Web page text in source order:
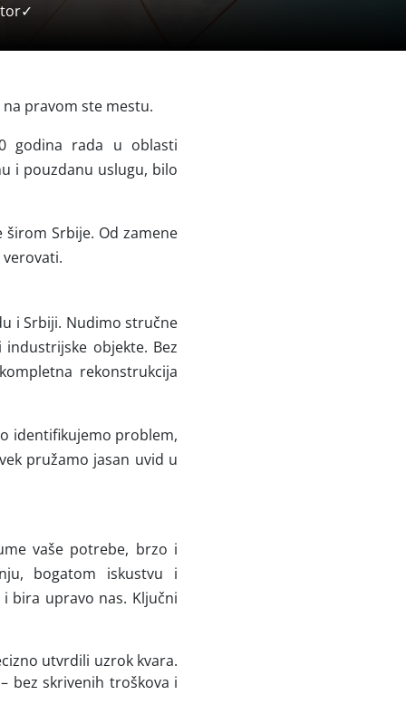
pravom ste mestu.
godina rada u oblasti
i pouzdanu uslugu, bilo
Srbije. Od zamene
i Srbiji. Nudimo stručne
objekte. Bez
rekonstrukcija
identifikujemo problem,
pružamo jasan uvid u
vaše potrebe, brzo i
bogatom iskustvu i
bira upravo nas. Ključni
utvrdili uzrok kvara.
bez skrivenih troškova i